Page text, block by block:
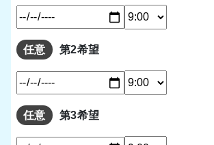
任意 第2希望
任意 第3希望